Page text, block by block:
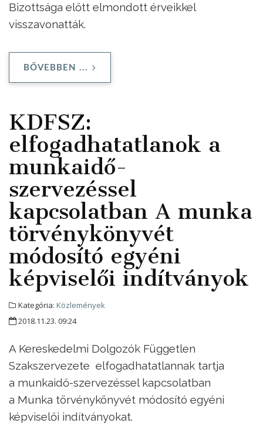
Bizottsága előtt elmondott érveikkel
visszavonatták.
BŐVEBBEN ...
KDFSZ:
elfogadhatatlanok a
munkaidő-
szervezéssel
kapcsolatban A munka
törvénykönyvét
módosító egyéni
képviselői indítványok
Kategória: Közlemények
2018.11.23. 09:24
A Kereskedelmi Dolgozók Független
Szakszervezete elfogadhatatlannak tartja
a munkaidő-szervezéssel kapcsolatban
a Munka törvénykönyvét módosító egyéni
képviselői indítványokat.